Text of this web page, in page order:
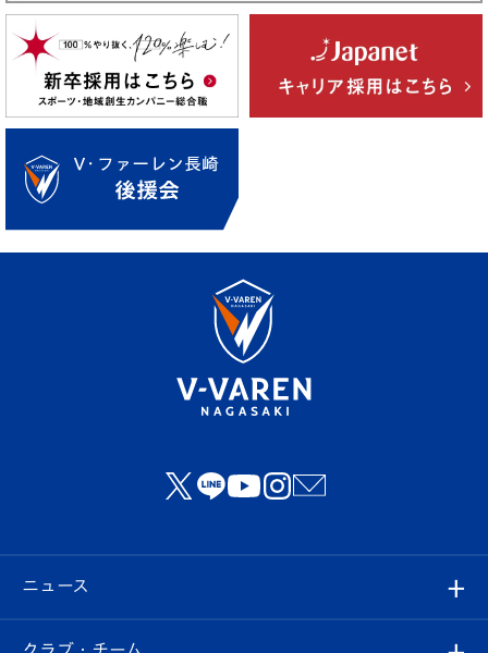
ニュース
すべて
クラブ・チーム